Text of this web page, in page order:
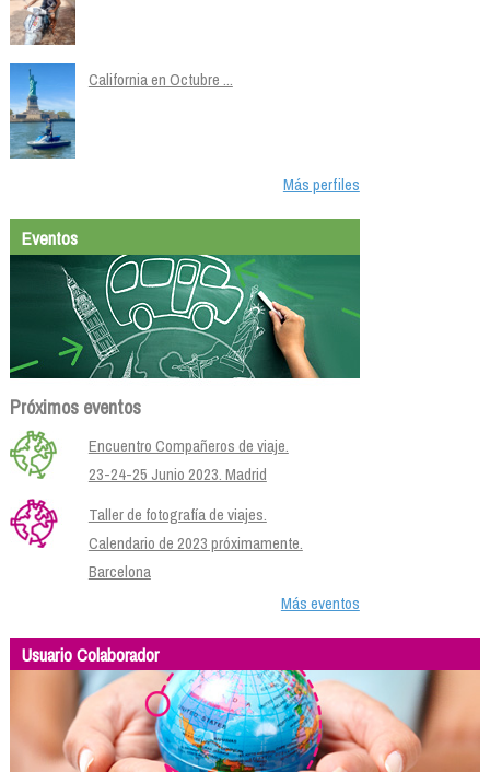
California en Octubre ...
Más perfiles
Eventos
Próximos eventos
Encuentro Compañeros de viaje.
23-24-25 Junio 2023. Madrid
Taller de fotografía de viajes.
Calendario de 2023 próximamente.
Barcelona
Más eventos
Usuario Colaborador